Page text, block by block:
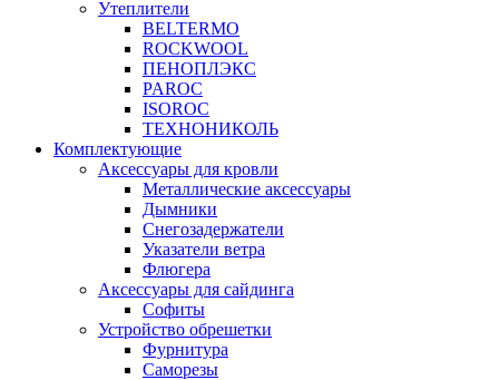
Утеплители
BELTERMO
ROCKWOOL
ПЕНОПЛЭКС
PAROC
ISOROC
ТЕХНОНИКОЛЬ
Комплектующие
Аксессуары для кровли
Металлические аксессуары
Дымники
Снегозадержатели
Указатели ветра
Флюгера
Аксессуары для сайдинга
Софиты
Устройство обрешетки
Фурнитура
Саморезы